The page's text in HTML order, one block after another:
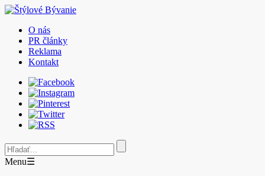
O nás
PR články
Reklama
Kontakt
Menu☰